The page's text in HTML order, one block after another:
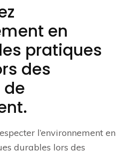
en
pratiques
des
l’environnement en
durables lors des